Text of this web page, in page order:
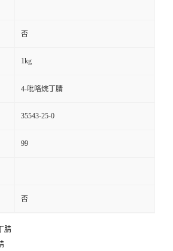
否
1kg
4-吡咯烷丁腈
35543-25-0
99
否
腈